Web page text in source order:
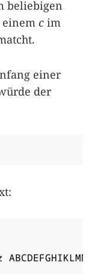
beliebigen
c im
einer
der